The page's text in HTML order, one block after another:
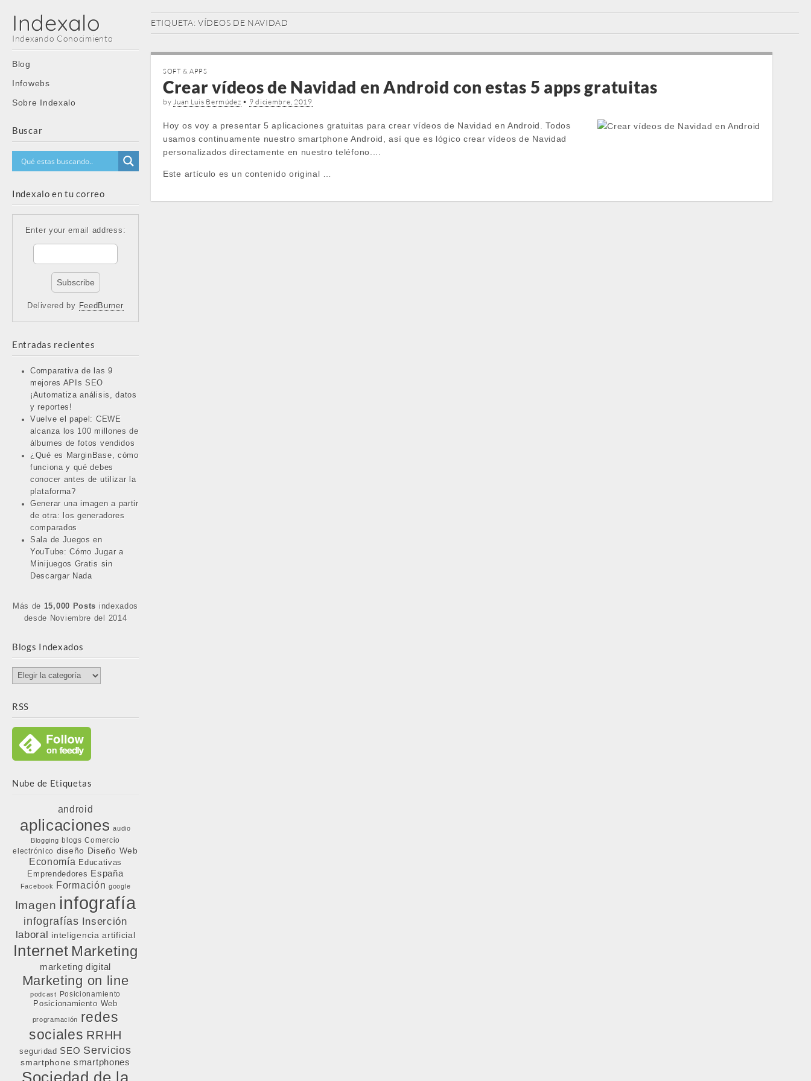
Indexalo
Indexando Conocimiento
Main
menu
Skip
content
Blog
Infowebs
Sobre Indexalo
Buscar
Indexalo en tu correo
Enter your email address:
Delivered by FeedBurner
Entradas recientes
Comparativa de las 9
mejores APIs SEO
¡Automatiza análisis, datos
y reportes!
Vuelve el papel: CEWE
alcanza los 100 millones de
álbumes de fotos vendidos
¿Qué es MarginBase, cómo
funciona y qué debes
conocer antes de utilizar la
plataforma?
Generar una imagen a partir
de otra: los generadores
comparados
Sala de Juegos en
YouTube: Cómo Jugar a
Minijuegos Gratis sin
Descargar Nada
Más de 15,000 Posts indexados
desde Noviembre del 2014
Blogs Indexados
Blogs
Indexados
RSS
Nube de Etiquetas
android
aplicaciones audio
Blogging blogs Comercio
electrónico diseño Diseño Web
Economía Educativas
Emprendedores España
Facebook Formación google
Imagen infografía
infografías Inserción
laboral inteligencia artificial
Internet Marketing
marketing digital
Marketing on line
podcast
Posicionamiento
Posicionamiento Web
programación redes
sociales RRHH
seguridad SEO Servicios
smartphone smartphones
Sociedad de la
ETIQUETA: VÍDEOS DE NAVIDAD
SOFT & APPS
Crear vídeos de Navidad en Android con estas 5 apps gratuitas
byJuan Luis Bermúdez • 9 diciembre, 2019
Hoy os voy a presentar 5 aplicaciones gratuitas para crear vídeos de Navidad en Android. Todos
usamos continuamente nuestro smartphone Android, así que es lógico crear vídeos de Navidad
personalizados directamente en nuestro teléfono....
Este artículo es un contenido original …